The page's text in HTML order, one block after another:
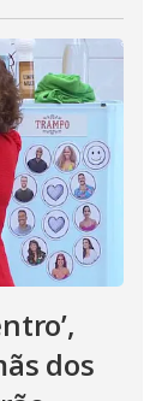
dos